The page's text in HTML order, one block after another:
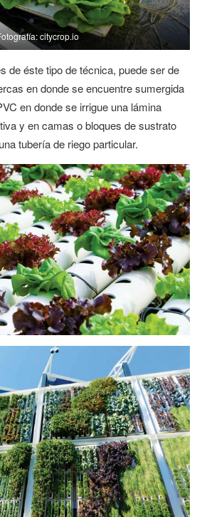
citycrop.io
de éste tipo de técnica, puede ser de
en donde se encuentre sumergida
en donde se irrigue una lámina
y en camas o bloques de sustrato
tubería de riego particular.